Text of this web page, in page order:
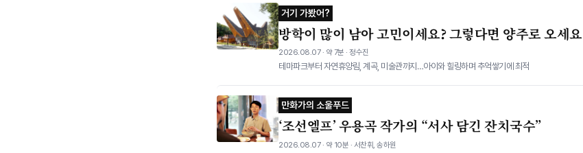
거기 가봤어?
방학이 많이 남아 고민이세요? 그렇다면 양주로 오세요
2026.08.07 · 약 7분 · 정수진
테마파크부터 자연휴양림, 계곡, 미술관까지…아이와 힐링하며 추억쌓기에 최적
만화가의 소울푸드
‘조선엘프’ 우용곡 작가의 “서사 담긴 잔치국수”
2026.08.07 · 약 10분 · 서찬휘, 송하원